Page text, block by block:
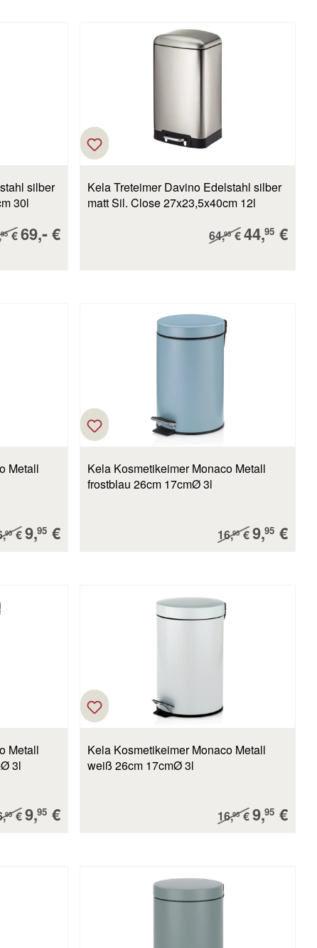
silber
30l
Preis:
95€Verkaufspreis:
69,-€
Kela Treteimer Davino Edelstahl silber
matt Sil. Close 27x23,5x40cm 12l
Regulärer Preis:
64,95€44,95 €
Metall
Preis:
95€Verkaufspreis:
9,95 €
Kela Kosmetikeimer Monaco Metall
frostblau 26cm 17cmØ 3l
Regulärer Preis:
16,95€9,95 €
Metall
3l
Preis:
95€Verkaufspreis:
9,95 €
Kela Kosmetikeimer Monaco Metall
weiß 26cm 17cmØ 3l
Regulärer Preis:
16,95€9,95 €